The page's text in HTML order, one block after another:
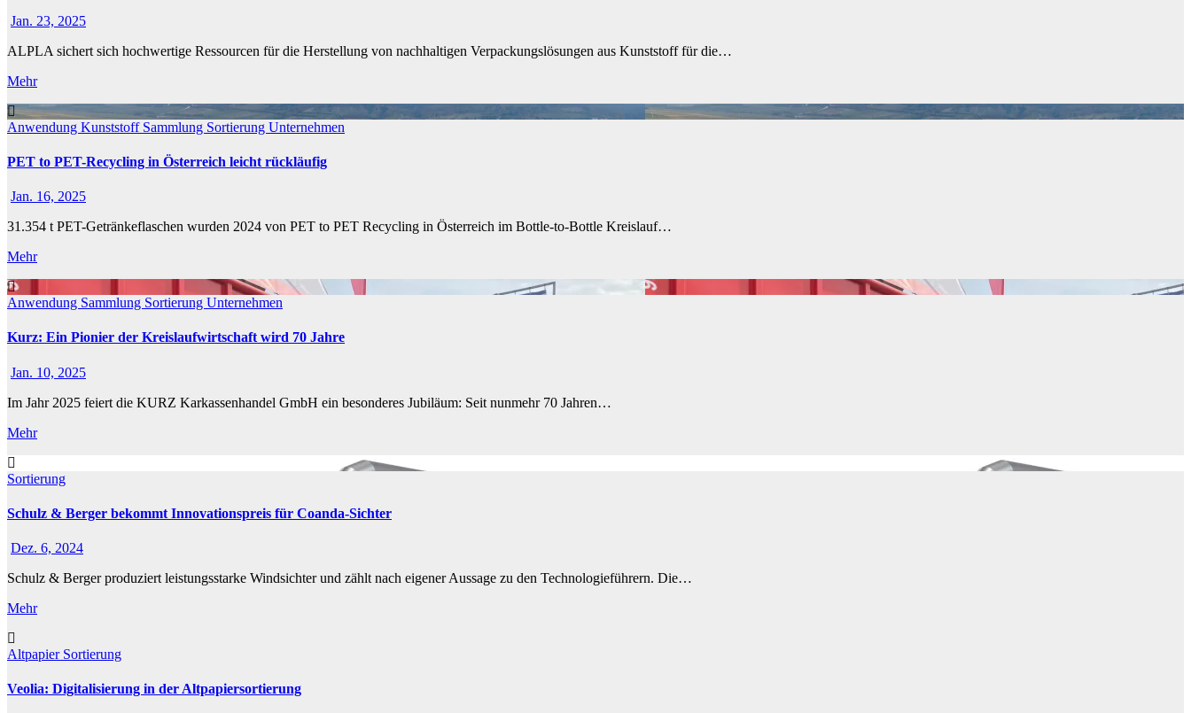
Jan. 23, 2025
ALPLA sichert sich hochwertige Ressourcen für die Herstellung von nachhaltigen Verpackungslösungen aus Kunststoff für die…
Mehr
Anwendung Kunststoff Sammlung Sortierung Unternehmen
PET to PET-Recycling in Österreich leicht rückläufig
Jan. 16, 2025
31.354 t PET-Getränkeflaschen wurden 2024 von PET to PET Recycling in Österreich im Bottle-to-Bottle Kreislauf…
Mehr
Anwendung Sammlung Sortierung Unternehmen
Kurz: Ein Pionier der Kreislaufwirtschaft wird 70 Jahre
Jan. 10, 2025
Im Jahr 2025 feiert die KURZ Karkassenhandel GmbH ein besonderes Jubiläum: Seit nunmehr 70 Jahren…
Mehr
Sortierung
Schulz & Berger bekommt Innovationspreis für Coanda-Sichter
Dez. 6, 2024
Schulz & Berger produziert leistungsstarke Windsichter und zählt nach eigener Aussage zu den Technologieführern. Die…
Mehr
Altpapier Sortierung
Veolia: Digitalisierung in der Altpapiersortierung